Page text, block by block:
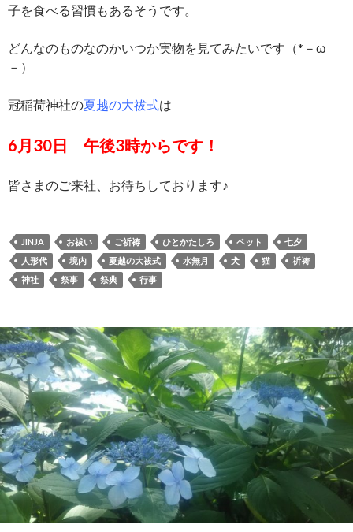
子を食べる習慣もあるそうです。
どんなのものなのかいつか実物を見てみたいです（*－ω
－）
冠稲荷神社の夏越の大祓式は
6月30日 午後3時からです！
皆さまのご来社、お待ちしております♪
JINJA お祓い ご祈祷 ひとかたしろ ペット
七夕
人形代
境内 夏越の大祓式 水無月 犬 猫
祈祷
神社
祭事 祭典 行事